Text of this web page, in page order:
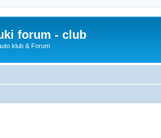
forum - club
klub & Forum